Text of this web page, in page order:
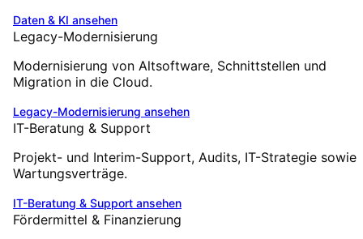
Daten & KI ansehen
Legacy-Modernisierung
Modernisierung von Altsoftware, Schnittstellen und
Migration in die Cloud.
Legacy-Modernisierung ansehen
IT-Beratung & Support
Projekt- und Interim-Support, Audits, IT-Strategie sowie
Wartungsverträge.
IT-Beratung & Support ansehen
Fördermittel & Finanzierung